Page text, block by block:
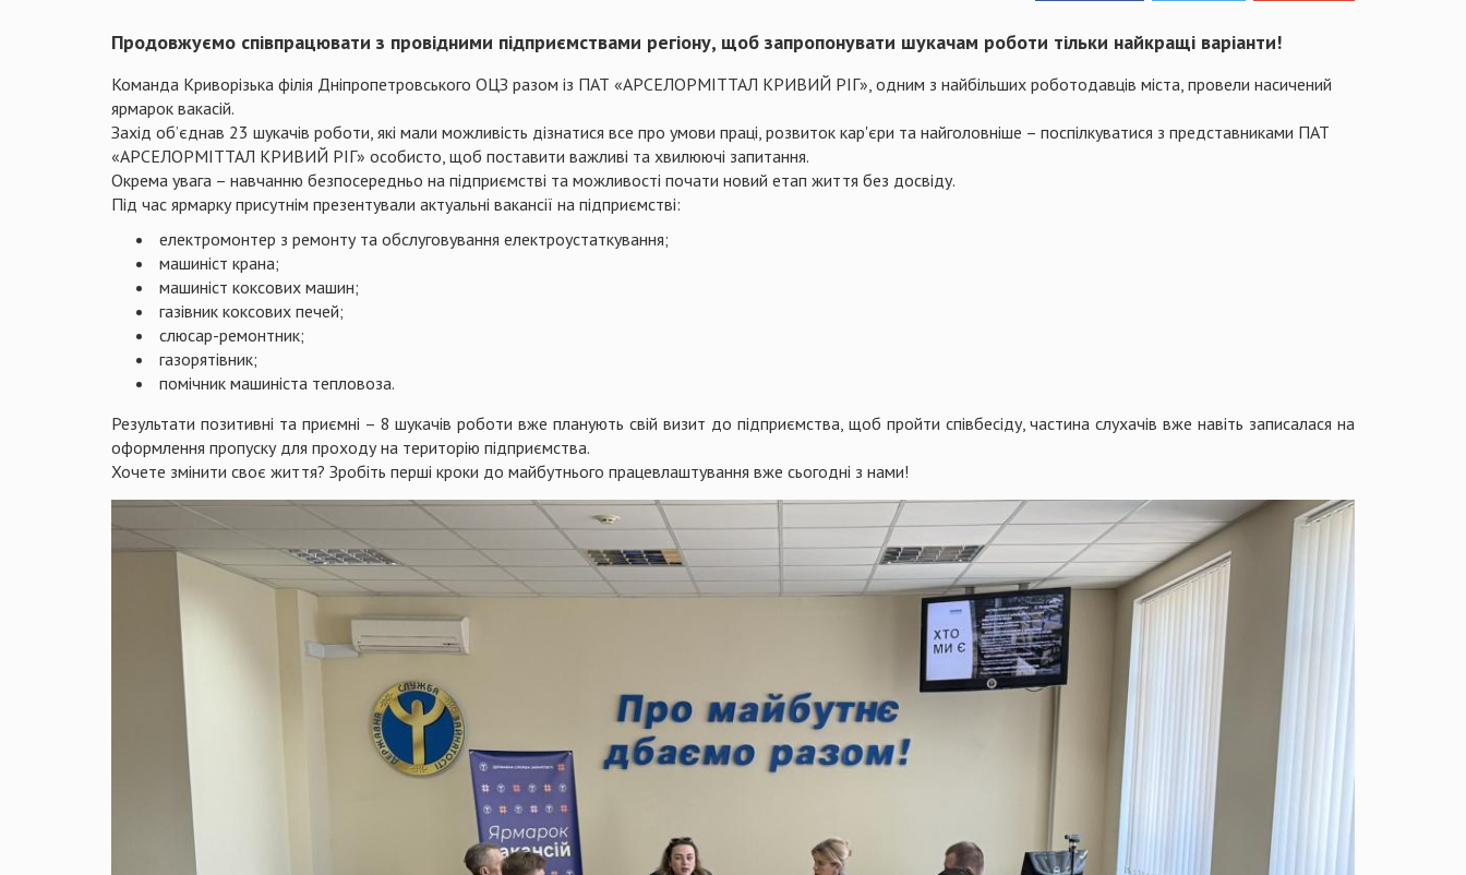
Продовжуємо співпрацювати з провідними підприємствами регіону, щоб запропонувати шукачам роботи тільки найкращі варіанти!
Команда Криворізька філія Дніпропетровського ОЦЗ разом із ПАТ «АРСЕЛОРМІТТАЛ КРИВИЙ РІГ», одним з найбільших роботодавців міста, провели насичений
ярмарок вакасій.
Захід об’єднав 23 шукачів роботи, які мали можливість дізнатися все про умови праці, розвиток кар'єри та найголовніше – поспілкуватися з представниками ПАТ
«АРСЕЛОРМІТТАЛ КРИВИЙ РІГ» особисто, щоб поставити важливі та хвилюючі запитання.
Окрема увага – навчанню безпосередньо на підприємстві та можливості почати новий етап життя без досвіду.
Під час ярмарку присутнім презентували актуальні вакансії на підприємстві:
електромонтер з ремонту та обслуговування електроустаткування;
машиніст крана;
машиніст коксових машин;
газівник коксових печей;
слюсар-ремонтник;
газорятівник;
помічник машиніста тепловоза.
Результати позитивні та приємні – 8 шукачів роботи вже планують свій визит до підприємства, щоб пройти співбесіду, частина слухачів вже навіть записалася на
оформлення пропуску для проходу на територію підприємства.
Хочете змінити своє життя? Зробіть перші кроки до майбутнього працевлаштування вже сьогодні з нами!